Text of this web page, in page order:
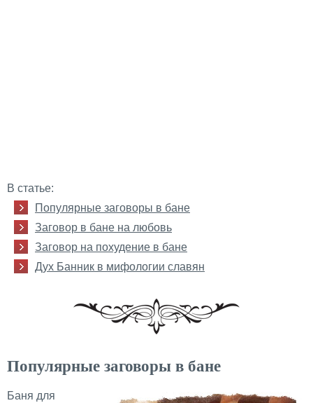
В статье:
Популярные заговоры в бане
Заговор в бане на любовь
Заговор на похудение в бане
Дух Банник в мифологии славян
Популярные заговоры в бане
Баня для